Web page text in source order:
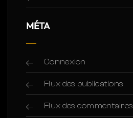
MÉTA
Connexion
Flux des publications
Flux des commentaires